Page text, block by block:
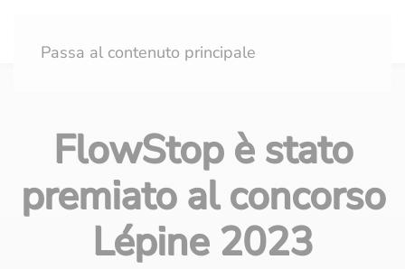
Passa al contenuto principale
FlowStop è stato
premiato al concorso
Lépine 2023